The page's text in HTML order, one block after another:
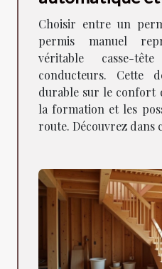
Choisir entre un
permis manuel
véritable casse-
conducteurs. Cette
durable sur le confort
la formation et les
route. Découvrez dans